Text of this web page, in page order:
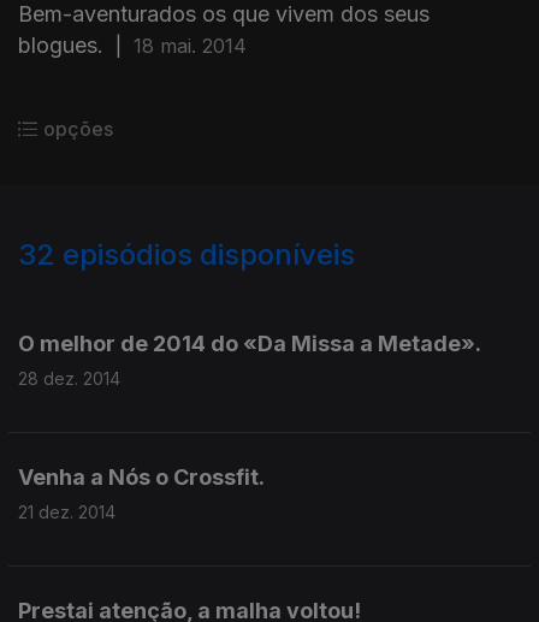
Bem-aventurados os que vivem dos seus
blogues.
18 mai. 2014
opções
32 episódios disponíveis
O melhor de 2014 do «Da Missa a Metade».
28 dez. 2014
Venha a Nós o Crossfit.
21 dez. 2014
Prestai atenção, a malha voltou!